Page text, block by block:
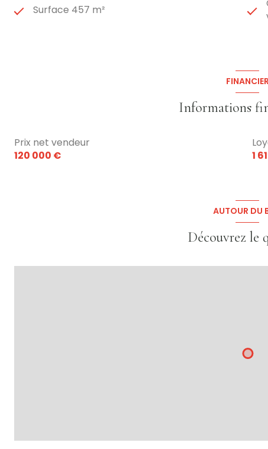
Surface 457 m²
FINANCIER
Informations
Prix net vendeur
120 000 €
1
AUTOUR DU
Découvrez le